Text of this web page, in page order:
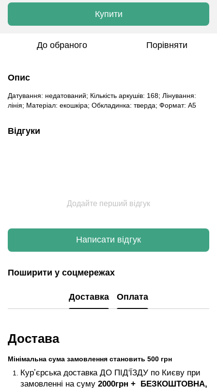
Купити
До обраного Порівняти
Опис
Датування: недатований; Кількість аркушів: 168; Лінування:
лінія; Матеріал: екошкіра; Обкладинка: тверда; Формат: A5
Відгуки
Додайте перший відгук
Написати відгук
Поширити у соцмережах
Доставка Оплата
Достава
Мінімальна сума замовлення становить 500 грн
Курʼєрська доставка ДО ПІД'ЇЗДУ по Києву при
замовленні на суму 2000грн + БЕЗКОШТОВНА,